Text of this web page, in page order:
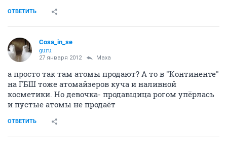
ОТВЕТИТЬ
Cosa_in_se
guru
27 января 2012 Маха
а просто так там атомы продают? А то в "Континенте"
на ГБШ тоже атомайзеров куча и наливной
косметики. Но девочка- продавщица рогом упёрлась
и пустые атомы не продаёт
ОТВЕТИТЬ